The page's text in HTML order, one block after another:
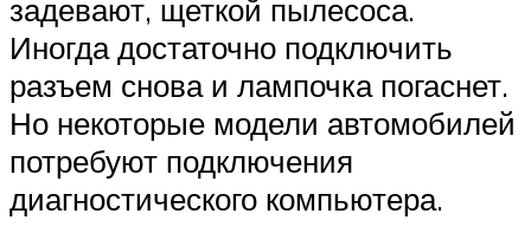
задевают, щеткой пылесоса.
Иногда достаточно подключить
разъем снова и лампочка погаснет.
Но некоторые модели автомобилей
потребуют подключения
диагностического компьютера.